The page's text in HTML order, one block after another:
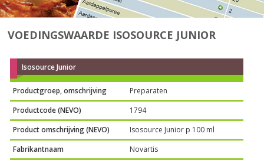
VOEDINGSWAARDE ISOSOURCE JUNIOR
Isosource Junior
Productgroep, omschrijving
Preparaten
Productcode (NEVO)
1794
Product omschrijving (NEVO)
Isosource Junior p 100 ml
Fabrikantnaam
Novartis